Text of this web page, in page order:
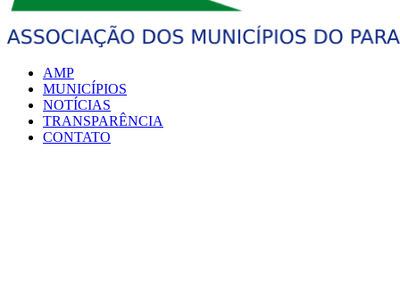
AMP
MUNICÍPIOS
NOTÍCIAS
TRANSPARÊNCIA
CONTATO